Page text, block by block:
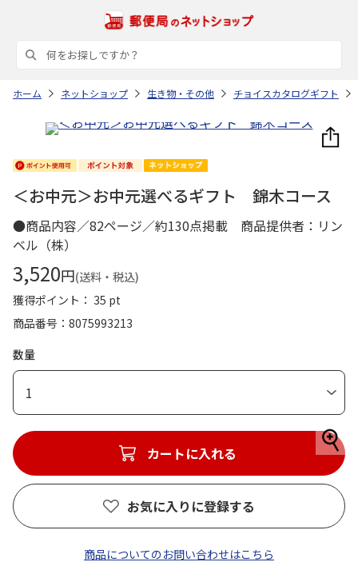
ホーム ネットショップ 生き物・その他 チョイスカタログギフト
＜お中元＞お中元選べるギフト 錦木コース
●商品内容／82ページ／約130点掲載 商品提供者：リン
ベル（株）
3,520円(送料・税込)
獲得ポイント： 35 pt
商品番号
8075993213
数量
1
カートに入れる
お気に入りに登録する
商品についてのお問い合わせはこちら